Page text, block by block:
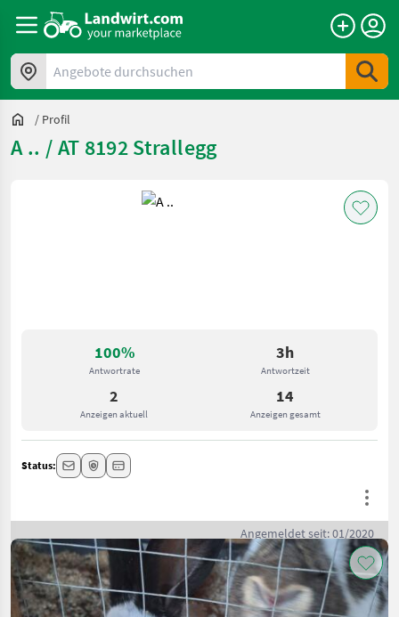
Angebote durchsuchen
/ Profil
A .. / AT 8192 Strallegg
100%
Antwortrate
3h
Antwortzeit
2
Anzeigen aktuell
14
Anzeigen gesamt
Status:
Angemeldet seit: 01/2020